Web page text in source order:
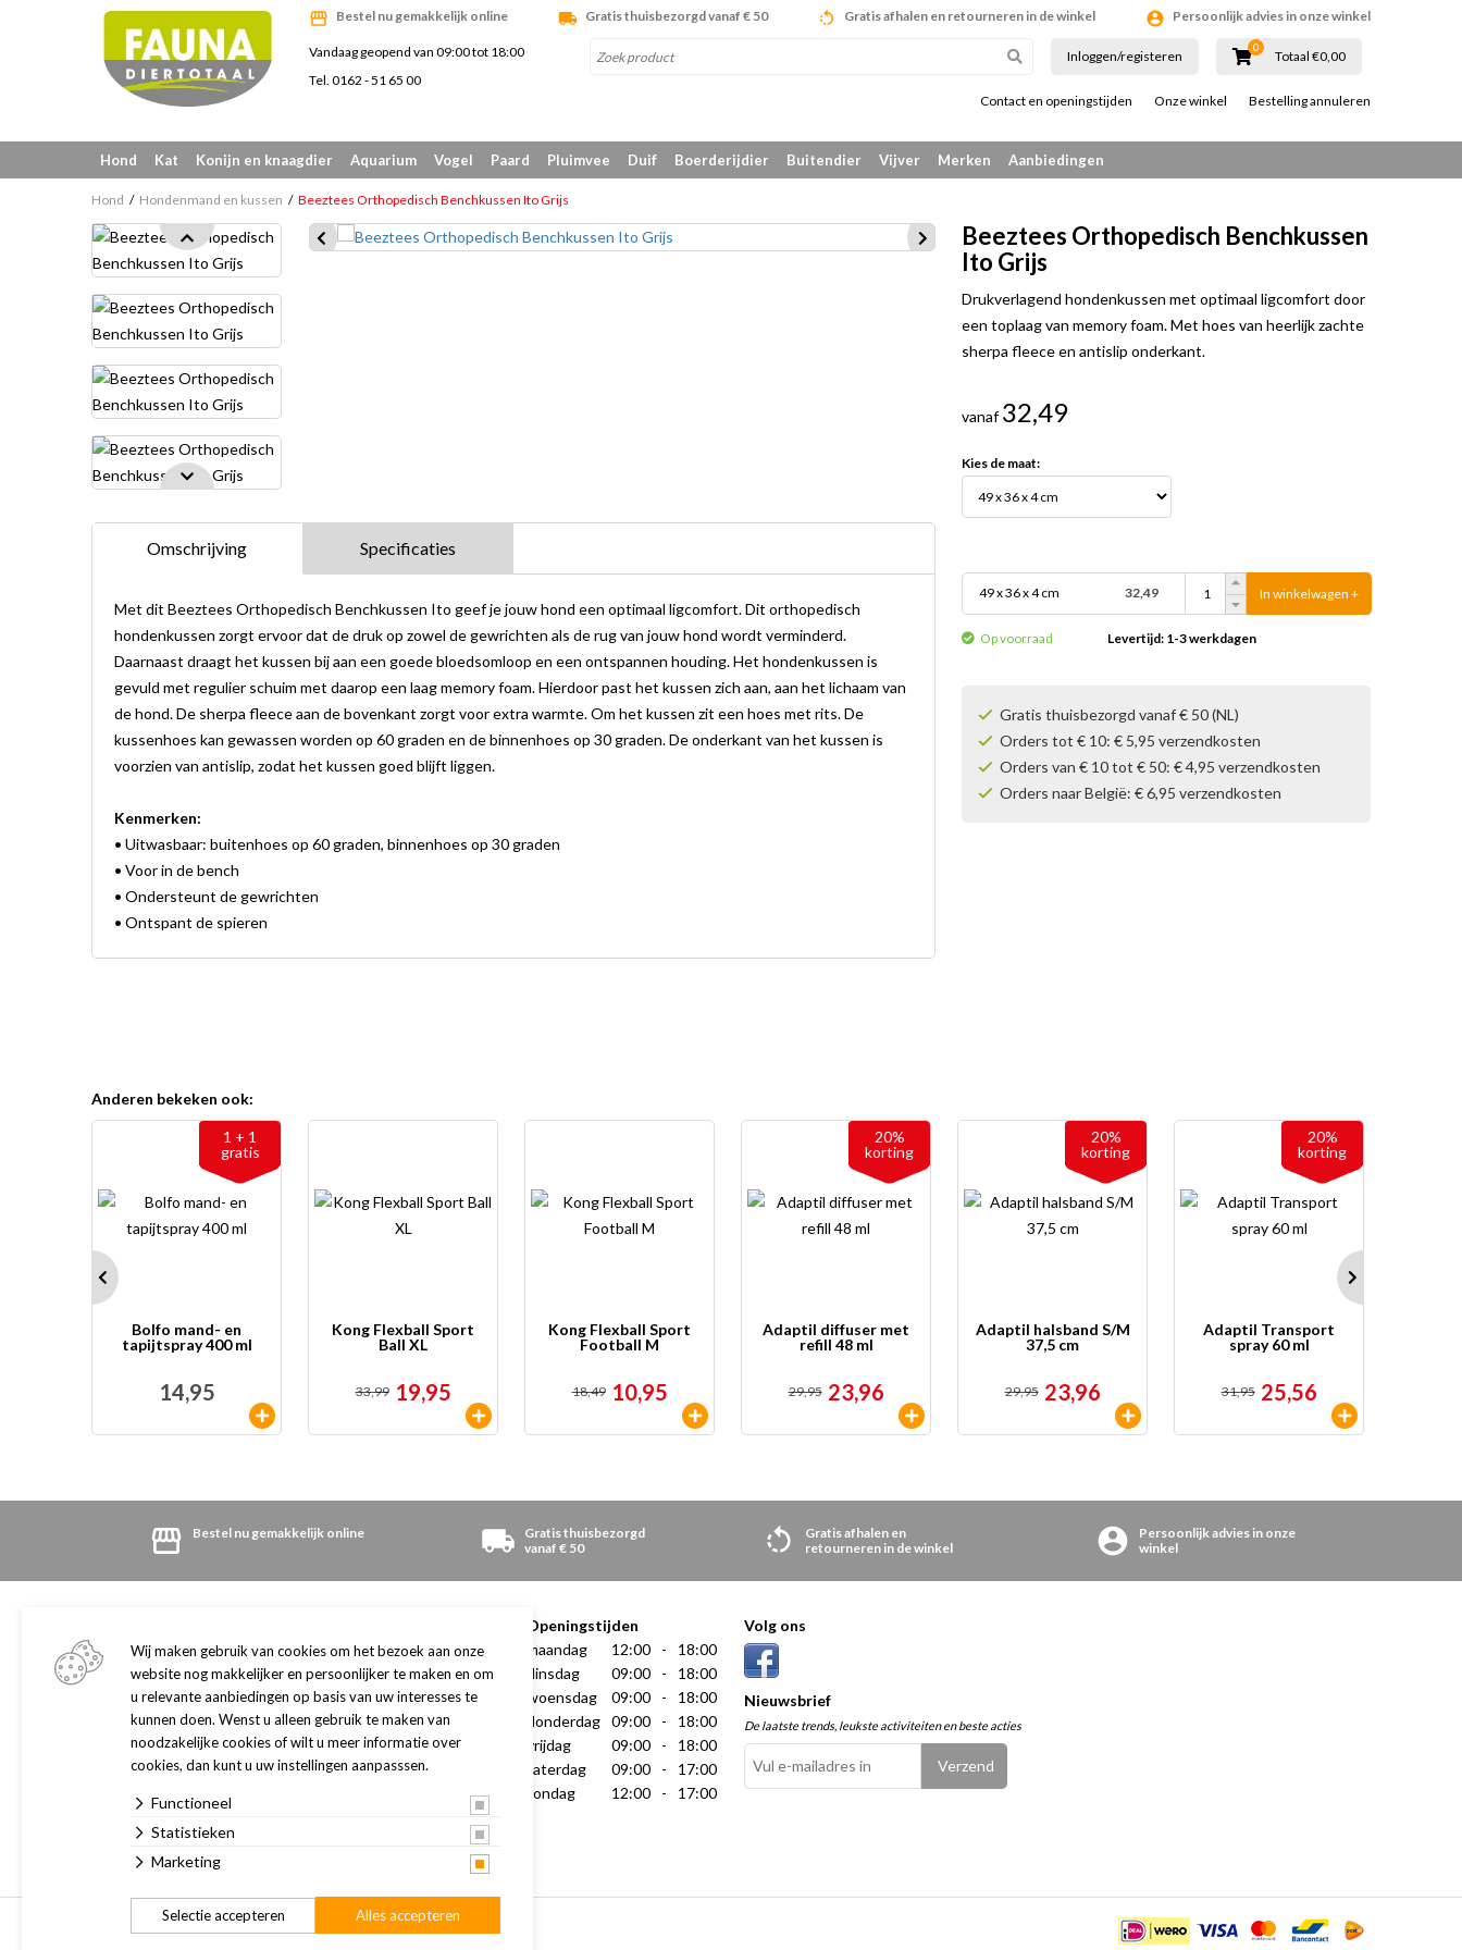
Bestel nu gemakkelijk online Gratis thuisbezorgd vanaf € 50 Gratis afhalen en retourneren in de winkel Persoonlijk advies in onze winkel
Vandaag geopend van 09:00 tot 18:00
Tel. 0162 - 51 65 00
Inloggen/registeren
0
Totaal €0,00
Contact en openingstijden Onze winkel Bestelling annuleren
Hond Kat Konijn en knaagdier Aquarium Vogel Paard Pluimvee Duif Boerderijdier Buitendier Vijver Merken Aanbiedingen
Hond Hondenmand en kussen Beeztees Orthopedisch Benchkussen Ito Grijs
Omschrijving Specificaties
Met dit Beeztees Orthopedisch Benchkussen Ito geef je jouw hond een optimaal ligcomfort. Dit orthopedisch
hondenkussen zorgt ervoor dat de druk op zowel de gewrichten als de rug van jouw hond wordt verminderd.
Daarnaast draagt het kussen bij aan een goede bloedsomloop en een ontspannen houding. Het hondenkussen is
gevuld met regulier schuim met daarop een laag memory foam. Hierdoor past het kussen zich aan, aan het lichaam van
de hond. De sherpa fleece aan de bovenkant zorgt voor extra warmte. Om het kussen zit een hoes met rits. De
kussenhoes kan gewassen worden op 60 graden en de binnenhoes op 30 graden. De onderkant van het kussen is
voorzien van antislip, zodat het kussen goed blijft liggen.
Kenmerken:
• Uitwasbaar: buitenhoes op 60 graden, binnenhoes op 30 graden
• Voor in de bench
• Ondersteunt de gewrichten
• Ontspant de spieren
Beeztees Orthopedisch Benchkussen
Ito Grijs
Drukverlagend hondenkussen met optimaal ligcomfort door
een toplaag van memory foam. Met hoes van heerlijk zachte
sherpa fleece en antislip onderkant.
vanaf 32,49
Kies de maat:
49 x 36 x 4 cm 32,49 In winkelwagen +
Op voorraad Levertijd: 1-3 werkdagen
Gratis thuisbezorgd vanaf € 50 (NL)
Orders tot € 10: € 5,95 verzendkosten
Orders van € 10 tot € 50: € 4,95 verzendkosten
Orders naar België: € 6,95 verzendkosten
Anderen bekeken ook:
1 + 1
gratis
Bolfo mand- en
tapijtspray 400 ml
14,95
Kong Flexball Sport
Ball XL
33,99 19,95
Kong Flexball Sport
Football M
18,49 10,95
20%
korting
Adaptil diffuser met
refill 48 ml
29,95 23,96
20%
korting
Adaptil halsband S/M
37,5 cm
29,95 23,96
20%
korting
Adaptil Transport
spray 60 ml
31,95 25,56
Bestel nu gemakkelijk online
Gratis thuisbezorgd
vanaf € 50
Gratis afhalen en
retourneren in de winkel
Persoonlijk advies in onze
winkel
Adres en openingstijden
Onze winkel
Dogwash
Klantenpas
Cadeaukaart
Merken
Verzorgingsgebied
Vacatures
Algemene informatie
Retourneren
Herroepingsrecht
Contact
Privacy
Openingstijden
maandag
12:00 -
18:00
dinsdag
09:00 -
18:00
woensdag
09:00 -
18:00
donderdag 09:00 -
18:00
vrijdag
09:00 -
18:00
zaterdag
09:00 -
17:00
zondag
12:00 - 17:00
Volg ons
Nieuwsbrief
De laatste trends, leukste activiteiten en beste acties
Wij maken gebruik van cookies om het bezoek aan onze
website nog makkelijker en persoonlijker te maken en om
u relevante aanbiedingen op basis van uw interesses te
kunnen doen. Wenst u alleen gebruik te maken van
noodzakelijke cookies of wilt u meer informatie over
cookies, dan kunt u uw instellingen aanpasssen.
Functioneel
Statistieken
Marketing
Selectie accepteren Alles accepteren